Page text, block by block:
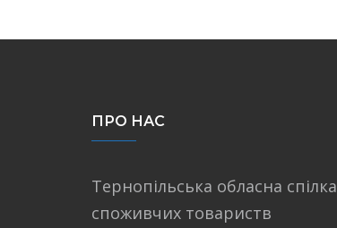
ПРО НАС
Тернопільська обласна спілка
споживчих товариств